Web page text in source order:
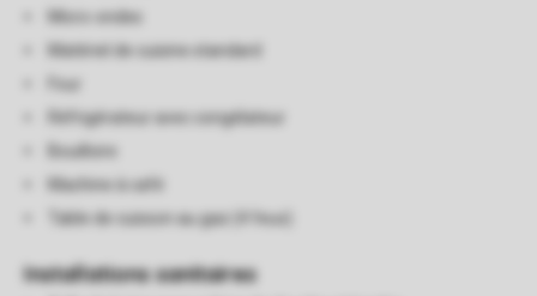
Micro-ondes
Matériel de cuisine standard
Four
Réfrigérateur avec congélateur
Bouilloire
Machine à café
Table de cuisson au gaz (4 feux)
Installations sanitaires